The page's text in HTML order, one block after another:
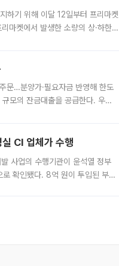
하기 위해 이달 12일부터 프리마켓
마켓에서 발생한 소량의 상·하한
문…분양가·필요자금 반영해 한도
모의 잔금대출을 공급한다. 우리
CI 업체가 수행
사업의 수행기관이 윤석열 정부
확인됐다. 8억 원이 투입된 부산